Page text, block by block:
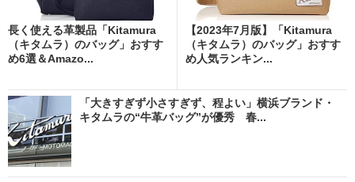
長く使える革製品「Kitamura
（キタムラ）のバッグ」おすす
め6選＆Amazo...
【2023年7月版】「Kitamura
（キタムラ）のバッグ」おすす
め人気ランキン...
「大きすぎず小さすぎず、程よい」横浜ブランド・
キタムラの“牛革バッグ”が優秀 春...